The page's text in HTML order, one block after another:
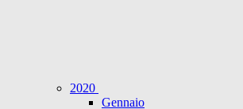
2020
Gennaio